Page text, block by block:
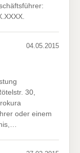
04.05.2015
30,
oder einem